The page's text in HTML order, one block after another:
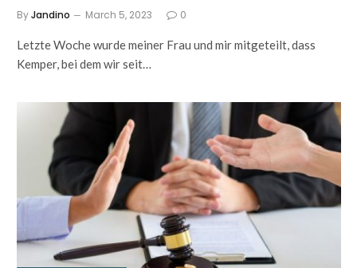
ByJandino March 5, 2023 0
Letzte Woche wurde meiner Frau und mir mitgeteilt, dass
Kemper, bei dem wir seit…